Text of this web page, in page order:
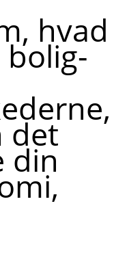
hvad
det
din